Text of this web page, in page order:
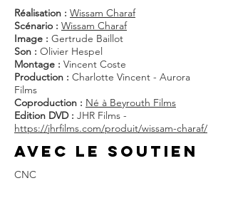
Réalisation : Wissam Charaf
Scénario : Wissam Charaf
Image : Gertrude Baillot
Son : Olivier Hespel
Montage : Vincent Coste
Production : Charlotte Vincent - Aurora
Films
Coproduction : Né à Beyrouth Films
Edition DVD : JHR Films -
https://jhrfilms.com/produit/wissam-charaf/
AVEC LE SOUTIEN
CNC